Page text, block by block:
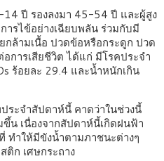
ปี รองลงมา 45-54 ปี และผู้สูง
รไข้อย่างเฉียบพลัน ร่วมกับมี
กล้ามเนื้อ ปวดข้อหรือกระดูก ปวด
การเสียชีวิต ได้แก่ มีโรคประจำ
ร้อยละ 29.4 และน้ำหนักเกิน
ระจำสัปดาห์นี้ คาดว่าในช่วงนี้
น เนื่องจากสัปดาห์นี้เกิดฝนฟ้า
ทำให้มีขังน้ำตามภาชนะต่างๆ
ติก เศษกระถาง